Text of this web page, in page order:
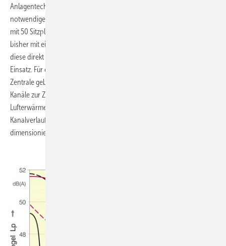
Anlagentechnik wird in der Regel über den Volumenstrom und die
notwendige Druckdifferenz definiert. So zum Beispiel das Gasthaus
mit 50 Sitzplätzen (und neuerdings ohne Raucherlaubnis). Es wurde
bisher mit einfachen Entlüftern in den Außenfenstern betrieben. Da
diese direkt in Freie bliesen, kamen einzelne Axialventilatoren zum
Einsatz. Für eine energetische Sanierung des Gasthauses soll eine
Zentrale gebaut werden. Aus allen Ecken der Gasträume werden
Kanäle zur Zentrale unter dem Dach verlegt. Es werden Schalldämpfer,
Lufterwärmer, Volumenstromregler und weitere Technik in den
Kanalverlauf montiert. Diese Luft wird dann von einem entsprechend
dimensionierten Radialventilator in der Zentrale der Anlage bewegt.